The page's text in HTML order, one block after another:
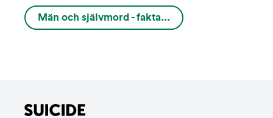
varningssignaler...
Män och självmord - fakta...